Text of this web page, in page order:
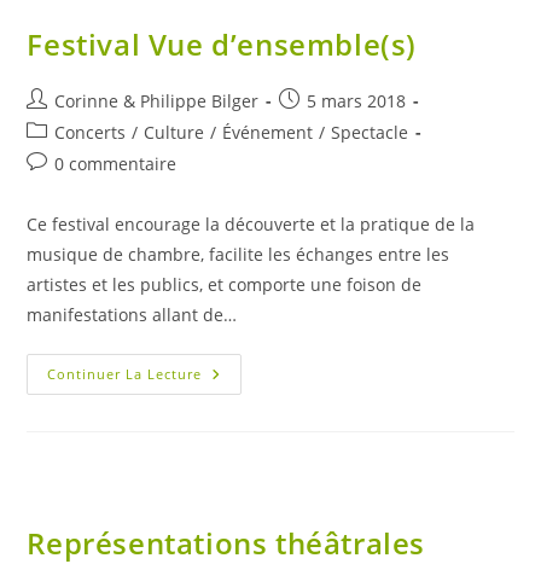
Festival Vue d’ensemble(s)
Auteur/autrice
de
la
publication :
Corinne & Philippe Bilger
Publication
publiée :
5 mars 2018
Post
category:
Concerts / Culture / Événement / Spectacle
Commentaires
la
publication :
0 commentaire
Ce festival encourage la découverte et la pratique de la
musique de chambre, facilite les échanges entre les
artistes et les publics, et comporte une foison de
manifestations allant de…
Continuer La Lecture Festival
Vue
Représentations théâtrales